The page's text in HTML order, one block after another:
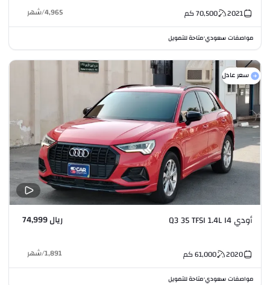
2021
70,500كم 4,965
/شهر
مواصفات سعودي•متاحة للتمويل
سعر عادل
أودي Q3 35 TFSI 1.4L I4 ريال 74,999
2020
61,000كم 1,891
/شهر
مواصفات سعودي•متاحة للتمويل